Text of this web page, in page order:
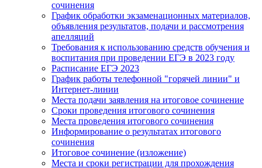
сочинения
График обработки экзаменационных материалов,
объявления результатов, подачи и рассмотрения
апелляций
Требования к использованию средств обучения и
воспитания при проведении ЕГЭ в 2023 году
Расписание ЕГЭ 2023
График работы телефонной "горячей линии" и
Интернет-линии
Места подачи заявления на итоговое сочинение
Сроки проведения итогового сочинения
Места проведения итогового сочинения
Информирование о результатах итогового
сочинения
Итоговое сочинение (изложение)
Места и сроки регистрации для прохождения